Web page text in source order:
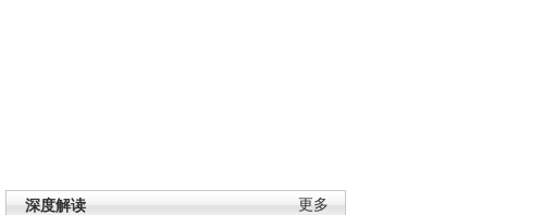
更多
深度解读